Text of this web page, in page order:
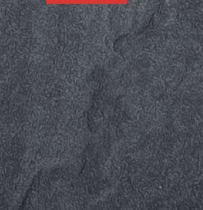
Allergenfrei Glutenfrei Laktosefrei Ohne Glutamat
081 947 54 34